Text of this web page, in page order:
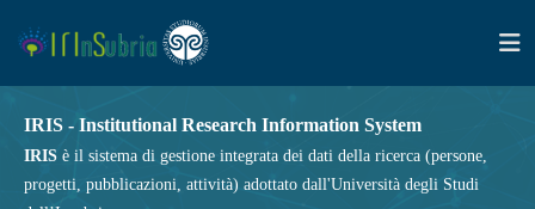
IRIS - Institutional Research Information System
IRIS è il sistema di gestione integrata dei dati della ricerca (persone,
progetti, pubblicazioni, attività) adottato dall'Università degli Studi